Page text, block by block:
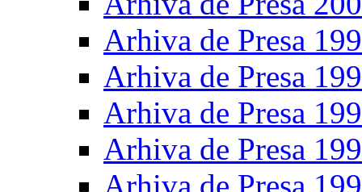
Arhiva de Presa
Arhiva de Presa
Arhiva de Presa
Arhiva de Presa
Arhiva de Presa